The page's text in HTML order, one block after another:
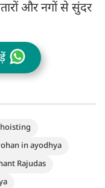
और नगों से सुंदर
in ayodhya
Rajudas